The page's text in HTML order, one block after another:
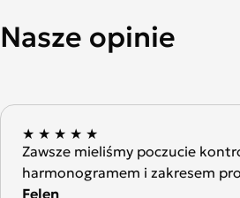
Nasze opinie
★ ★ ★ ★ ★
Zawsze mieliśmy poczucie
harmonogramem i zakresem
Felen